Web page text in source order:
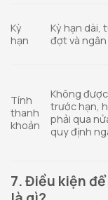
Kỳ
hạn
Kỳ hạn dài,
đợt và
Tính
thanh
khoản
Không
trước hạn,
phải qua
quy định
7. Điều kiện